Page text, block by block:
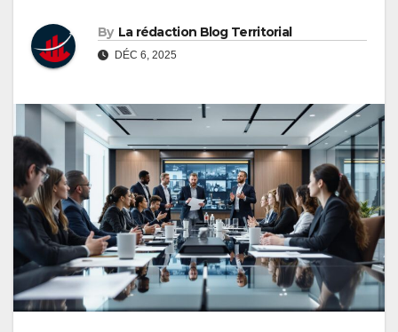
By La rédaction Blog Territorial
DÉC 6, 2025